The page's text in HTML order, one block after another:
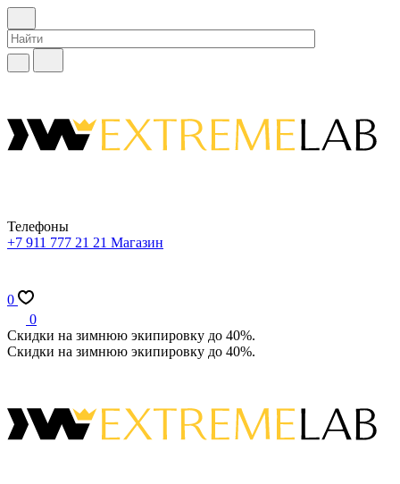
Телефоны
+7 911 777 21 21 Магазин
0
0
Скидки на зимнюю экипировку до 40%.
Скидки на зимнюю экипировку до 40%.